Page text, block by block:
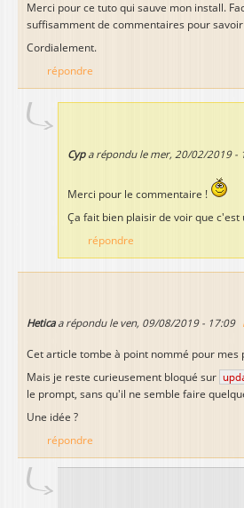
Merci pour ce tuto qui sauve mon install.
suffisamment de commentaires pour
Cordialement.
répondre
Cypa répondu le mer, 20/02/2019 -
Merci pour le commentaire !
Ça fait bien plaisir de voir que c'est
répondre
Heticaa répondu le ven, 09/08/2019 - 17:09
Cet article tombe à point nommé pour mes
Mais je reste curieusement bloqué sur
le prompt, sans qu'il ne semble faire
Une idée ?
répondre